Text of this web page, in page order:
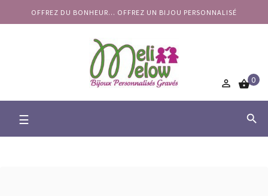
OFFREZ DU BONHEUR... OFFREZ UN BIJOU PERSONNALISÉ
 0
Basculer
☰ 